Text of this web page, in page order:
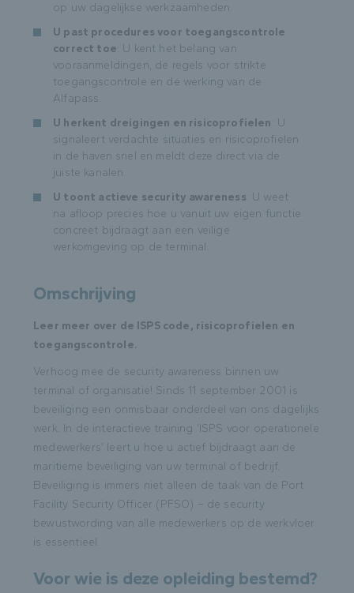
op uw dagelijkse werkzaamheden.
U past procedures voor toegangscontrole
correct toe : U kent het belang van
vooraanmeldingen, de regels voor strikte
toegangscontrole en de werking van de
Alfapass.
U herkent dreigingen en risicoprofielen : U
signaleert verdachte situaties en risicoprofielen
in de haven snel en meldt deze direct via de
juiste kanalen.
U toont actieve security awareness : U weet
na afloop precies hoe u vanuit uw eigen functie
concreet bijdraagt aan een veilige
werkomgeving op de terminal.
Omschrijving
Leer meer over de ISPS code, risicoprofielen en
toegangscontrole.
Verhoog mee de security awareness binnen uw
terminal of organisatie! Sinds 11 september 2001 is
beveiliging een onmisbaar onderdeel van ons dagelijks
werk. In de interactieve training ‘ISPS voor operationele
medewerkers’ leert u hoe u actief bijdraagt aan de
maritieme beveiliging van uw terminal of bedrijf.
Beveiliging is immers niet alleen de taak van de Port
Facility Security Officer (PFSO) – de security
bewustwording van alle medewerkers op de werkvloer
is essentieel.
Voor wie is deze opleiding bestemd?